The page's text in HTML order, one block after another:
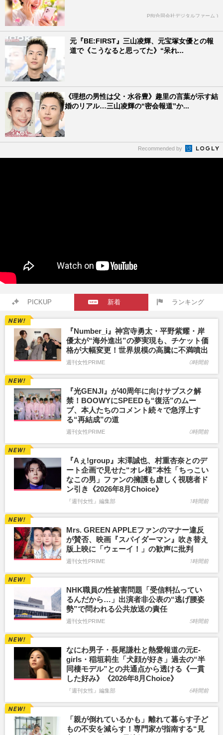
PR(合同会社デジタルファーム )
元『BE:FIRST』三山凌輝、元宝塚女優との報
道で《こうなると思ってた》“呆れ...
《理想の男性は父・水谷豊》趣里の言葉が示す結
婚のリアル…三山凌輝の“密会報道”か...
Recommended by
PICKUP 新着 ランキング
『Number_i』神宮寺勇太・平野紫耀・岸
優太が“海外進出”の夢実現も、チケット価
格が大幅変更！世界規模の高騰に不満噴出
週刊女性PRIME 0時間前
『光GENJI』が40周年に向けサブスク解
禁！BOOWYにSPEEDも“復活”のムー
ブ、本人たちのコメント続々で急浮上す
る“再結成”の道
週刊女性PRIME 0時間前
『Aぇ!group』末澤誠也、村重杏奈とのデ
ート企画で見せた“オレ様”本性「ちっこい
なこの男」ファンの擁護も虚しく視聴者ド
ン引き《2026年8月Choice》
『週刊女性』編集部 1時間前
Mrs. GREEN APPLEファンのマナー違反
が賛否、映画『スパイダーマン』吹き替え
版上映に「ウェーイ！」の歓声に批判
週刊女性PRIME 1時間前
NHK職員の性被害問題「受信料払ってい
るんだから…」出演者非公表の“逃げ腰姿
勢”で問われる公共放送の責任
週刊女性PRIME 5時間前
なにわ男子・長尾謙杜と熱愛報道の元E-
girls・稲垣莉生「犬顔が好き」過去の“半
同棲モデル”との共通点から透ける《一貫
した好み》《2026年8月Choice》
『週刊女性』編集部 6時間前
「親が倒れているかも」離れて暮らす子ど
もの不安を減らす！専門家が指南する“見